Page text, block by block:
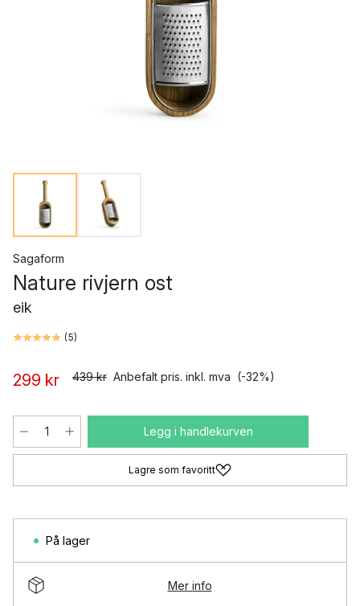
Sagaform
Nature rivjern ost
eik
(5)
299 kr 439 kr Anbefalt pris. inkl. mva (-32%)
Legg i handlekurven
Lagre som favoritt
På lager
Mer info